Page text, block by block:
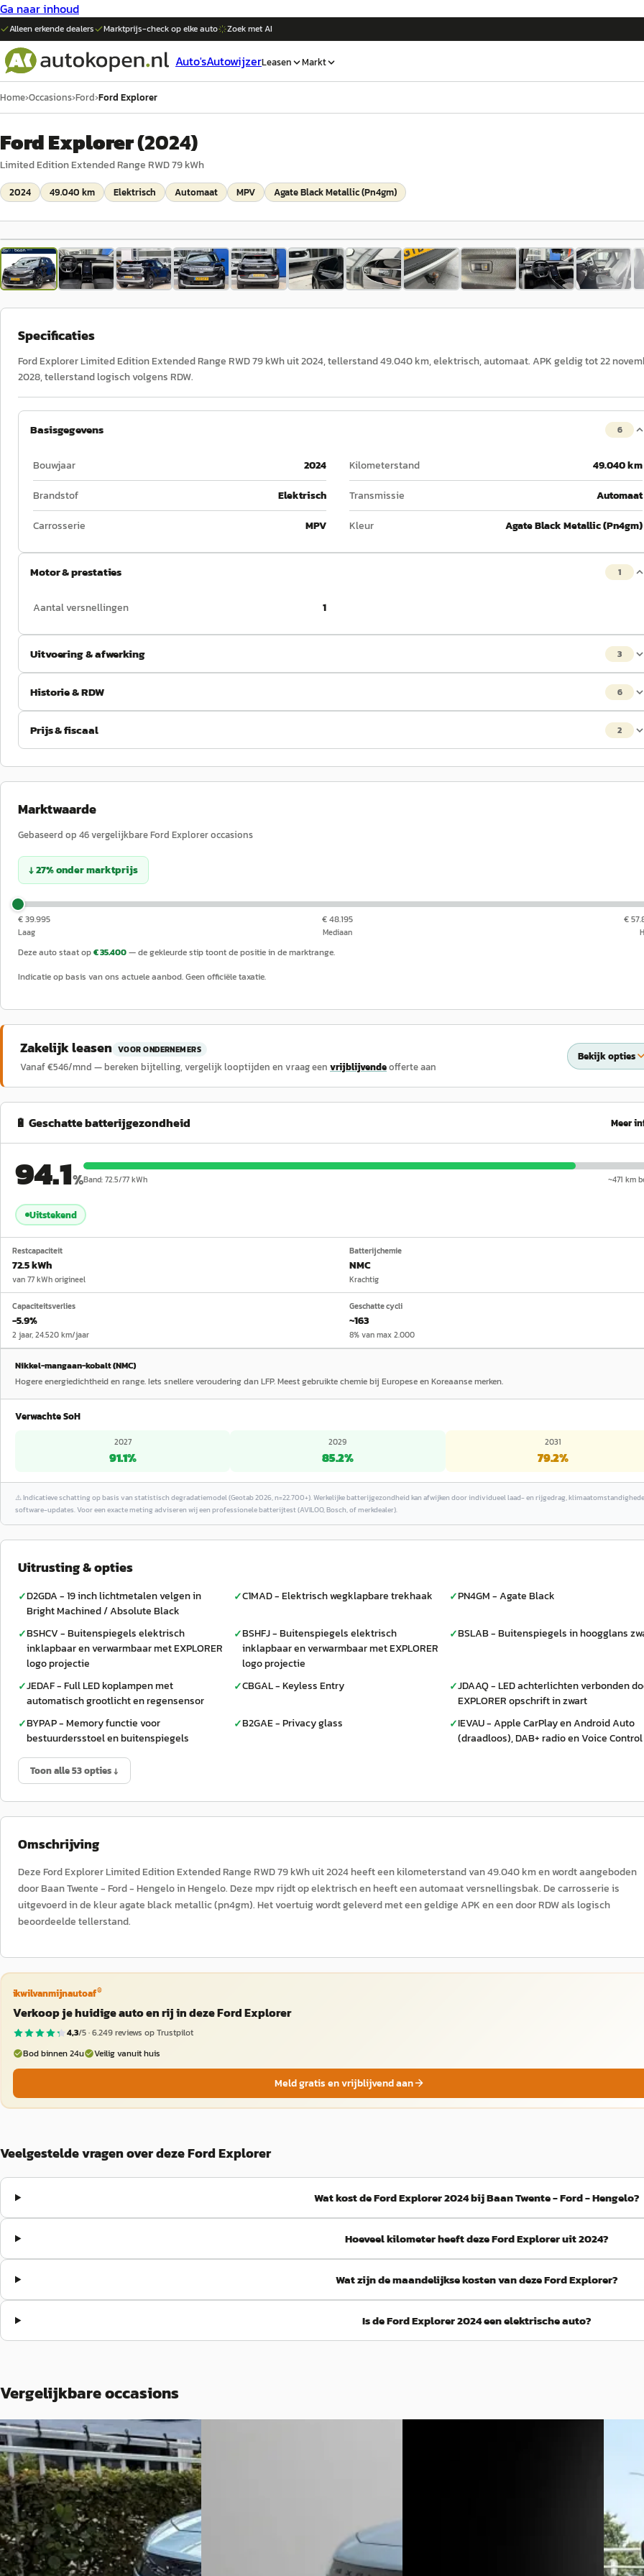
Ga naar inhoud
Alleen erkende dealers Marktprijs-check op elkeauto Zoek met AI
Auto'sAutowijzerLeasen Markt
Home›Occasions›Ford›Ford Explorer
Ford Explorer(2024)
Limited Edition Extended Range RWD 79 kWh
2024 49.040 km Elektrisch Automaat MPV Agate Black Metallic (Pn4gm)
1
Specificaties
Ford Explorer Limited Edition Extended Range RWD 79 kWh uit 2024, tellerstand 49.040 km, elektrisch, automaat. APK geldig tot 22
2028, tellerstand logisch volgens RDW.
Basisgegevens 6
Bouwjaar 2024 Kilometerstand
49.040 km
Brandstof
Elektrisch Transmissie
Automaat
Carrosserie
MPV Kleur Agate Black Metallic (Pn4gm)
Motor & prestaties 1
Aantal versnellingen 1
Uitvoering & afwerking 3
Historie & RDW 6
Prijs & fiscaal 2
Marktwaarde
Gebaseerd op 46vergelijkbareFord Exploreroccasions
↓27%ondermarktprijs
€ 39.995
Laag
€ 48.195
Mediaan
€
Deze auto staat op€ 35.400— de gekleurde stip toont de positie in de marktrange.
Indicatie op basis van ons actuele aanbod. Geen officiële taxatie.
Zakelijk leasen VOOR ONDERNEMERS
Vanaf €546/mnd — bereken bijtelling, vergelijk looptijden en vraag een vrijblijvendeofferte aan
Bekijk opties
🔋 Geschatte batterijgezondheid Meer
94.1%Band:72.5/77kWh ~471 km
Uitstekend
Restcapaciteit
72.5 kWh
van 77 kWh origineel
Batterijchemie
NMC
Krachtig
Capaciteitsverlies
−5.9%
2 jaar, 24.520 km/jaar
Geschatte cycli
~163
8% van max 2.000
Nikkel-mangaan-kobalt (NMC)
Hogere energiedichtheid en range. Iets snellere veroudering dan LFP. Meest gebruikte chemie bij Europese en Koreaanse merken.
Verwachte SoH
2027
91.1%
2029
85.2%
2031
79.2%
⚠️Indicatieve schatting op basis van statistisch degradatiemodel (Geotab 2026, n=22.700+). Werkelijke batterijgezondheid kan afwijken door individueel laad- en rijgedrag,
software-updates. Voor een exacte meting adviseren wij een professionele batterijtest (AVILOO, Bosch, of merkdealer).
Uitrusting & opties
✓D2GDA - 19 inch lichtmetalen velgen in
Bright Machined / Absolute Black
✓C1MAD - Elektrisch wegklapbare trekhaak ✓PN4GM - Agate Black
✓BSHCV - Buitenspiegels elektrisch
inklapbaar en verwarmbaar met EXPLORER
logo projectie
✓BSHFJ - Buitenspiegels elektrisch
inklapbaar en verwarmbaar met EXPLORER
logo projectie
✓BSLAB - Buitenspiegels in hoogglans
✓JEDAF - Full LED koplampen met
automatisch grootlicht en regensensor
✓CBGAL - Keyless Entry ✓JDAAQ - LED achterlichten verbonden
EXPLORER opschrift in zwart
✓BYPAP - Memory functie voor
bestuurdersstoel en buitenspiegels
✓B2GAE - Privacy glass ✓IEVAU - Apple CarPlay en Android Auto
(draadloos), DAB+ radio en Voice Control
Toon alle 53 opties ↓
Omschrijving
Deze Ford Explorer Limited Edition Extended Range RWD 79 kWh uit 2024 heeft een kilometerstand van 49.040 km en wordt aangeboden
door Baan Twente - Ford - Hengelo in Hengelo. Deze mpv rijdt op elektrisch en heeft een automaat versnellingsbak. De carrosserie is
uitgevoerd in de kleur agate black metallic (pn4gm). Het voertuig wordt geleverd met een geldige APK en een door RDW als logisch
beoordeelde tellerstand.
ikwilvanmijnautoaf®
Verkoop je huidige auto en rij in deze Ford Explorer
4,3/5 ·6.249reviews op Trustpilot
Bod binnen 24u
Veilig vanuit huis
Meld gratis en vrijblijvend aan
Veelgestelde vragen over deze Ford Explorer
Wat kost de Ford Explorer 2024 bij Baan Twente - Ford - Hengelo?
Hoeveel kilometer heeft deze Ford Explorer uit 2024?
Wat zijn de maandelijkse kosten van deze Ford Explorer?
Is de Ford Explorer 2024 een elektrische auto?
Vergelijkbare occasions
NIEUW
EVA
Ford Explorer·2026
Style Standard Range RWD 58 kWh
€ 34.999
v.a. € 742/mnd
€ 42.990
v.a. €